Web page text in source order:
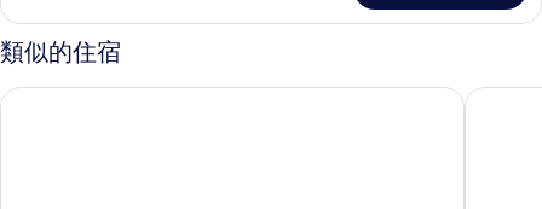
相
片
Room
的
詳
類似的住宿
曼谷拉瑪九世薩莫塞特飯店 曼谷